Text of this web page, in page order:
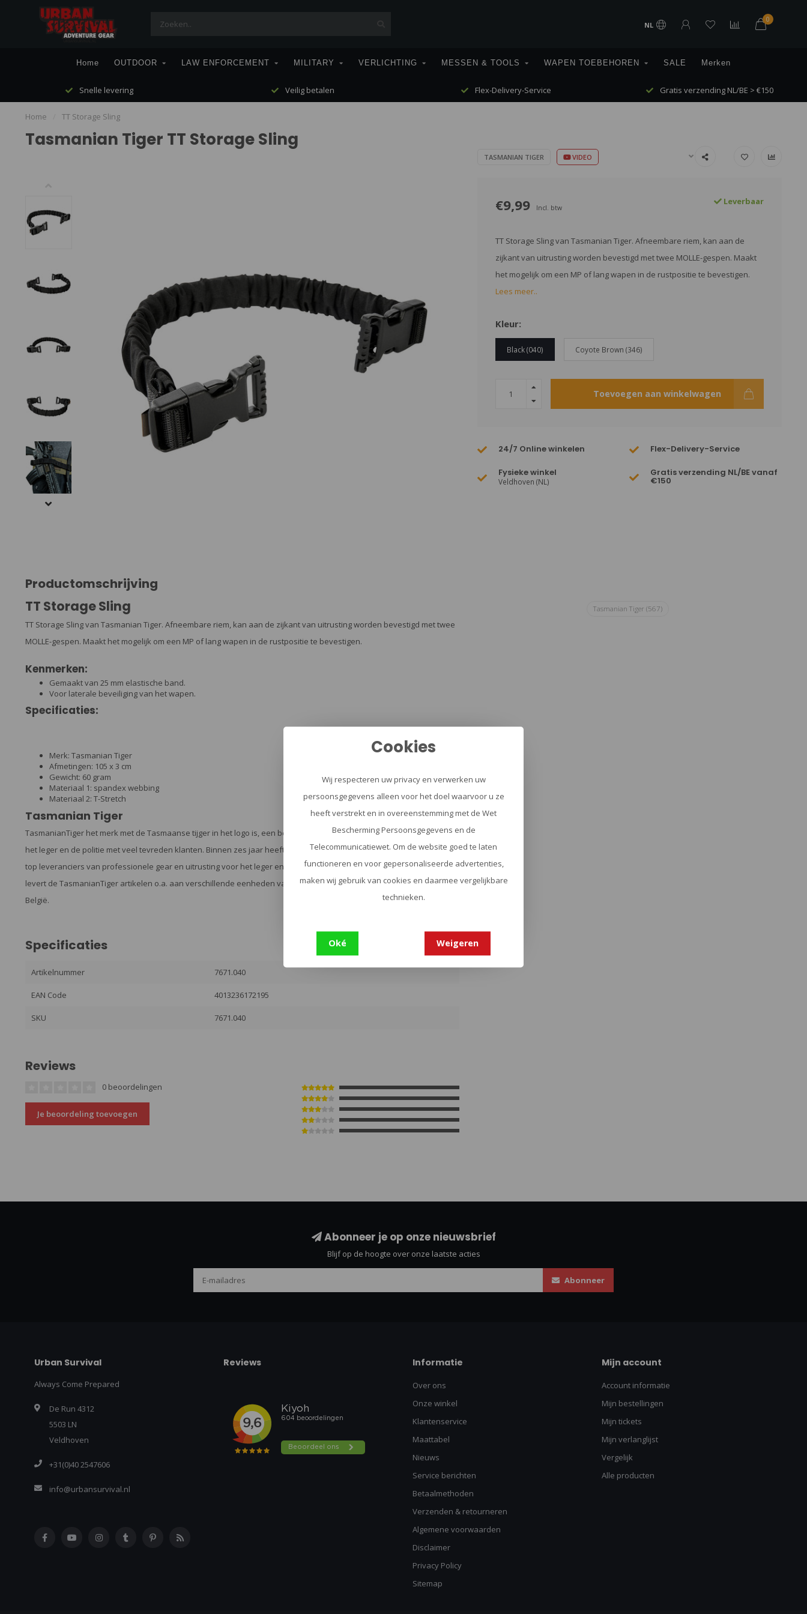
NL
0
Home OUTDOOR LAW ENFORCEMENT MILITARY VERLICHTING MESSEN & TOOLS WAPEN TOEBEHOREN SALE Merken
Snelle levering Veilig betalen Flex-Delivery-Service Gratis verzending NL/BE > €150
Home TT Storage Sling
Tasmanian Tiger TT Storage Sling
TASMANIAN TIGER VIDEO
€9,99 Incl. btw
Leverbaar
TT Storage Sling van Tasmanian Tiger. Afneembare riem, kan aan de
zijkant van uitrusting worden bevestigd met twee MOLLE-gespen. Maakt
het mogelijk om een MP of lang wapen in de rustpositie te bevestigen.
Lees meer..
Kleur:
Black (040) Coyote Brown (346)
Toevoegen aan winkelwagen
24/7 Online winkelen Flex-Delivery-Service
Fysieke winkel
Veldhoven (NL)
Gratis verzending NL/BE vanaf
€150
Productomschrijving
TT Storage Sling
TT Storage Sling van Tasmanian Tiger. Afneembare riem, kan aan de zijkant van uitrusting worden bevestigd met twee
MOLLE-gespen. Maakt het mogelijk om een MP of lang wapen in de rustpositie te bevestigen.
Kenmerken:
Gemaakt van 25 mm elastische band.
Voor laterale beveiliging van het wapen.
Specificaties:
Merk: Tasmanian Tiger
Afmetingen: 105 x 3 cm
Gewicht: 60 gram
Materiaal 1: spandex webbing
Materiaal 2: T-Stretch
Tasmanian Tiger
TasmanianTiger het merk met de Tasmaanse tijger in het logo is, een bekende fabrikant van uitrusting en gear voor
het leger en de politie met veel tevreden klanten. Binnen zes jaar heeft TasmanianTiger zich gevestigd als één van de
top leveranciers van professionele gear en uitrusting voor het leger en de politie. UrbanSurvival.nl – Adventure Gear
levert de TasmanianTiger artikelen o.a. aan verschillende eenheden van de politie en defensie binnen Nederland en
België.
Specificaties
Artikelnummer 7671.040
EAN Code 4013236172195
SKU 7671.040
Reviews
0 beoordelingen
Je beoordeling toevoegen
Tasmanian Tiger(567)
Abonneer je op onze nieuwsbrief
Blijf op de hoogte over onze laatste acties
Abonneer
Urban Survival
Always Come Prepared
De Run 4312
5503 LN
Veldhoven
+31(0)40 2547606
info@urbansurvival.nl
Reviews Informatie
Over ons
Onze winkel
Klantenservice
Maattabel
Nieuws
Service berichten
Betaalmethoden
Verzenden & retourneren
Algemene voorwaarden
Disclaimer
Privacy Policy
Sitemap
Mijn account
Account informatie
Mijn bestellingen
Mijn tickets
Mijn verlanglijst
Vergelijk
Alle producten
Cookies
Wij respecteren uw privacy en verwerken uw
persoonsgegevens alleen voor het doel waarvoor u ze
heeft verstrekt en in overeenstemming met de Wet
Bescherming Persoonsgegevens en de
Telecommunicatiewet. Om de website goed te laten
functioneren en voor gepersonaliseerde advertenties,
maken wij gebruik van cookies en daarmee vergelijkbare
technieken.
Oké Weigeren